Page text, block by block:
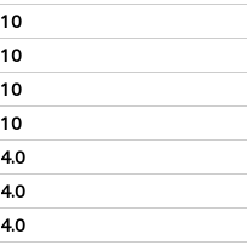
10
10
10
10
4.0
4.0
4.0